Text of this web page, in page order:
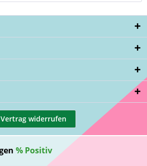
Vertrag widerrufen
% Positiv